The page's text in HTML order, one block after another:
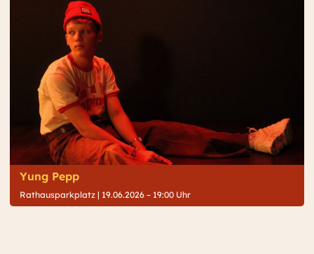
Rathausparkplatz | 19.06.2026 – 19:00 Uhr
Yung Pepp